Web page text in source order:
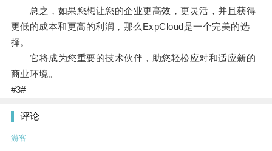
总之，如果您想让您的企业更高效，更灵活，并且获得
更低的成本和更高的利润，那么ExpCloud是一个完美的选
择。
它将成为您重要的技术伙伴，助您轻松应对和适应新的
商业环境。
#3#
评论
游客